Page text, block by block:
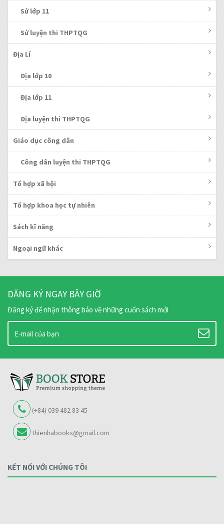
Sử lớp 11
Sử luyện thi THPTQG
Địa Lí
Địa lớp 10
Địa lớp 11
Địa luyện thi THPTQG
Giáo dục công dân
Công dân luyện thi THPTQG
Tổ hợp xã hội
Tổ hợp khoa học tự nhiên
Sách kĩ năng
Ngoại ngữ khác
ĐĂNG KÝ NGAY BÂY GIỜ
Đăng ký để nhận thông báo về những cuốn sách mới
(+84) 039 482 83 45
thienhabooks@gmail.com
KẾT NỐI VỚI CHÚNG TÔI